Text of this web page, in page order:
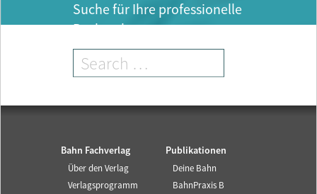
Suche für Ihre professionelle
Recherche.
Bahn Fachverlag
Über den Verlag
Verlagsprogramm
Publikationen
Deine Bahn
BahnPraxis B